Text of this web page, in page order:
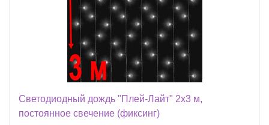
Светодиодный дождь "Плей-Лайт" 2х3 м,
постоянное свечение (фиксинг)